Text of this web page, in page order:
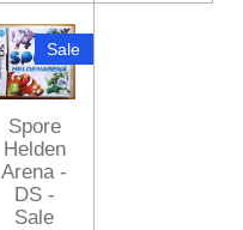
Sale
Spore
Helden
Arena -
DS -
Sale